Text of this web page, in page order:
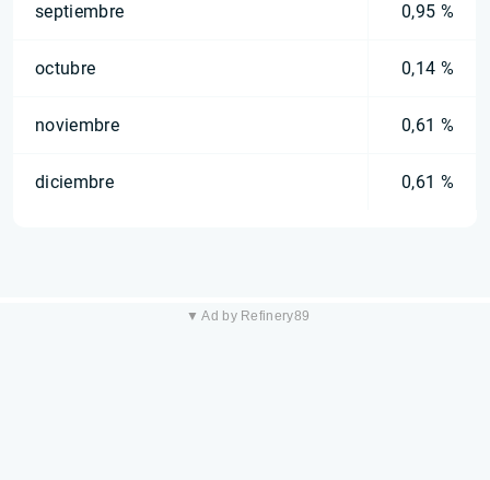
septiembre 0,95 %
octubre 0,14 %
noviembre 0,61 %
diciembre 0,61 %
▼ Ad by Refinery89